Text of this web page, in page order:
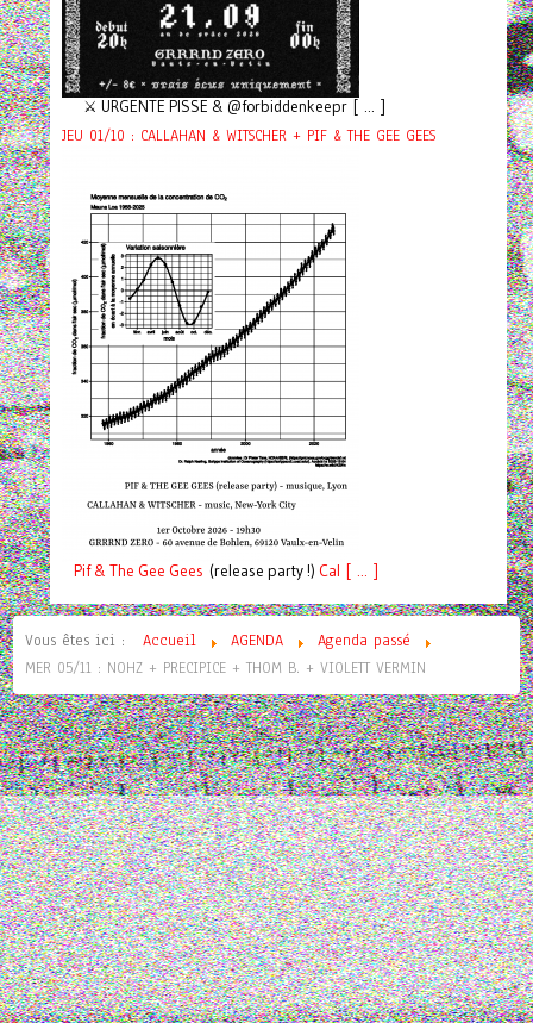
⚔️ URGENTE PISSE & @forbiddenkeepr [ ... ]
JEU 01/10 : CALLAHAN & WITSCHER + PIF & THE GEE GEES
Pif& The Gee Gees (release party !) Cal [ ... ]
Vous êtes ici : Accueil AGENDA
Agenda passé
MER 05/11 : NOHZ + PRECIPICE + THOM B. + VIOLETT VERMIN